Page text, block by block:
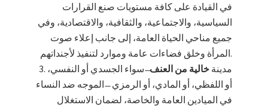
في القيادة على كافة مستويات صنع القرارات
السياسية، والاجتماعية، والثقافية، والاقتصادية، وفي
جميع مناحي الحياة العامة، إلى جانب إعلاء صوت
المرأة وخلق فضاءات عامة وموارد لتنفيذ لأجنداتهم.
مدينة خالية من العنف̶ سواء الجسدي أو النفسي،
أو اللفظي، أو المادي، أو الرمزي ̶ الموجه ضد النساء
في الميادين العامة والخاصة، لضمان الاستغلال